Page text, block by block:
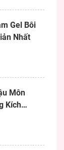
Gel Bôi
Nhất
Môn
Kích